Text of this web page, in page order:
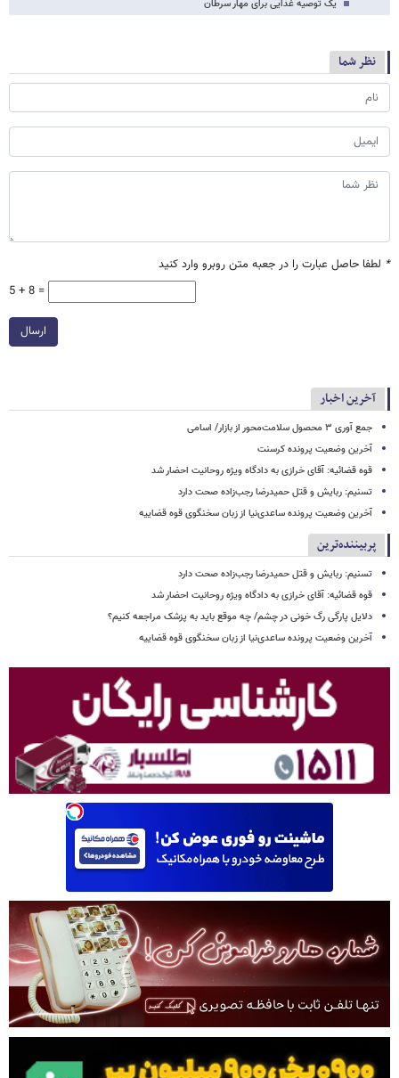
یک توصیه غذایی برای مهار سرطان
نظر شما
* لطفا حاصل عبارت را در جعبه متن روبرو وارد کنید
5 + 8 =
ارسال
آخرین اخبار
جمع آوری ۳ محصول سلامت‌محور از بازار/ اسامی
آخرین وضعیت پرونده کرسنت
قوه قضائیه: آقای خرازی به دادگاه ویژه روحانیت احضار شد
تسنیم: ربایش و قتل حمیدرضا رجب‌زاده صحت دارد
آخرین وضعیت پرونده ساعدی‌نیا از زبان سخنگوی قوه قضاییه
پربیننده‌ترین
تسنیم: ربایش و قتل حمیدرضا رجب‌زاده صحت دارد
قوه قضائیه: آقای خرازی به دادگاه ویژه روحانیت احضار شد
دلایل پارگی رگ خونی در چشم/ چه موقع باید به پزشک مراجعه کنیم؟
آخرین وضعیت پرونده ساعدی‌نیا از زبان سخنگوی قوه قضاییه